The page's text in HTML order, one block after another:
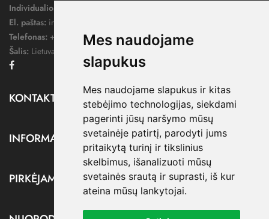
Mes naudojame
slapukus
Mes naudojame slapukus ir kitas
stebėjimo technologijas, siekdami
pagerinti jūsų naršymo mūsų
svetainėje patirtį, parodyti jums
pritaikytą turinį ir tikslinius
skelbimus, išanalizuoti mūsų
svetainės srautą ir suprasti, iš kur
ateina mūsų lankytojai.
Individualios veiklos pažymos nr.:
El. paštas: info@dressify.lt
Telefonas: +370 676 78578
Šalis: Lietuva
KONTAKTAI
INFORMACIJA
PIRKĖJAMS